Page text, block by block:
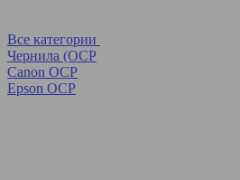
Все категории
Чернила (OCP
Canon OCP
Epson OCP